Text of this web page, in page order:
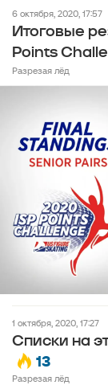
6 октября, 2020, 17:57
Итоговые
Points
Разрезая лёд
1 октября, 2020, 17:27
Списки на
13
Разрезая лёд